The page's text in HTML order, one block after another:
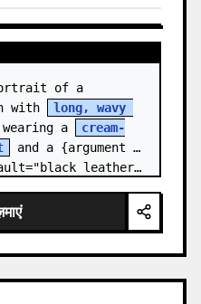
of a
with
long, wavy
a
cream-
and a {argument
leather…